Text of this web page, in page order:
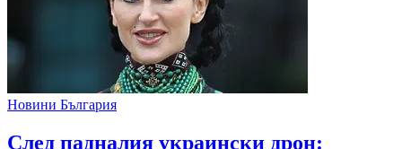
Новини България
След падналия украински дрон: